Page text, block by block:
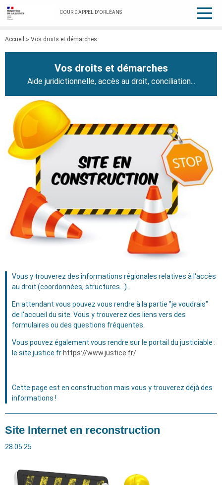
COUR D'APPEL D'ORLÉANS
Fil
Accueil Vos droits et démarches
Vos droits et démarches
Aide juridictionnelle, accès au droit, conciliation...
Vous y trouverez des informations régionales relatives à l'accès
au droit (coordonnées, structures...).
En attendant vous pouvez vous rendre à la partie "je voudrais"
de l'accueil du site. Vous y trouverez des liens vers des
formulaires ou des questions fréquentes.
Vous pouvez également vous rendre sur le portail du justiciable :
le site justice.fr https://www.justice.fr/
Cette page est en construction mais vous y trouverez déjà des
informations !
Site Internet en reconstruction
28.05.25